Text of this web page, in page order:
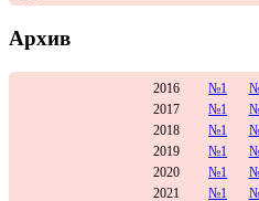
Архив
2016 №1
2017
№1
2018
№1
2019
№1
2020
№1
2021
№1